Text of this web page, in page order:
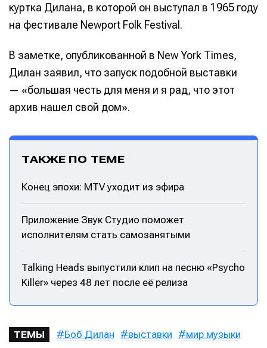
куртка Дилана, в которой он выступал в 1965 году
на фестивале Newport Folk Festival.
В заметке, опубликованной в New York Times,
Дилан заявил, что запуск подобной выставки
— «большая честь для меня и я рад, что этот
архив нашел свой дом».
ТАКЖЕ ПО ТЕМЕ
Конец эпохи: MTV уходит из эфира
Приложение Звук Студио поможет
исполнителям стать самозанятыми
Talking Heads выпустили клип на песню «Psycho
Killer» через 48 лет после её релиза
ТЕМЫ Боб Дилан выставки мир музыки